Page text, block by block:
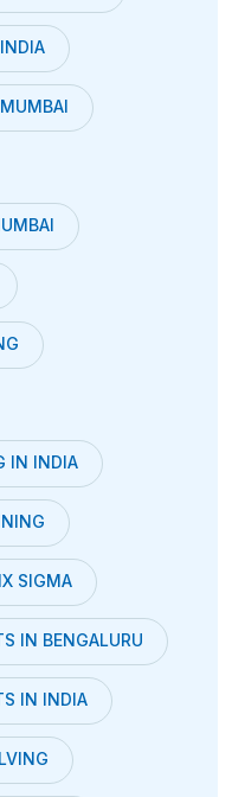
IN INDIA
SIGMA
IN BENGALURU
IN INDIA